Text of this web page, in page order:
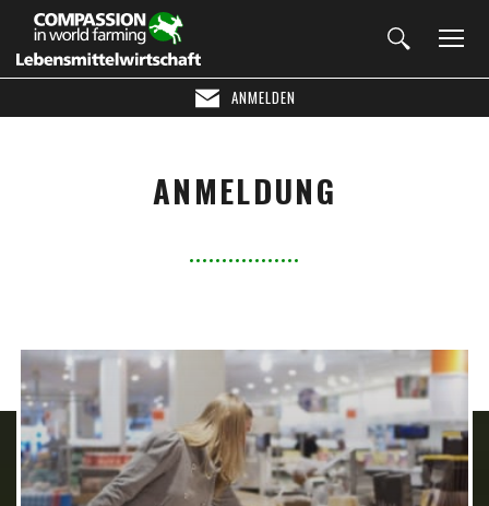
ANMELDEN
ANMELDUNG